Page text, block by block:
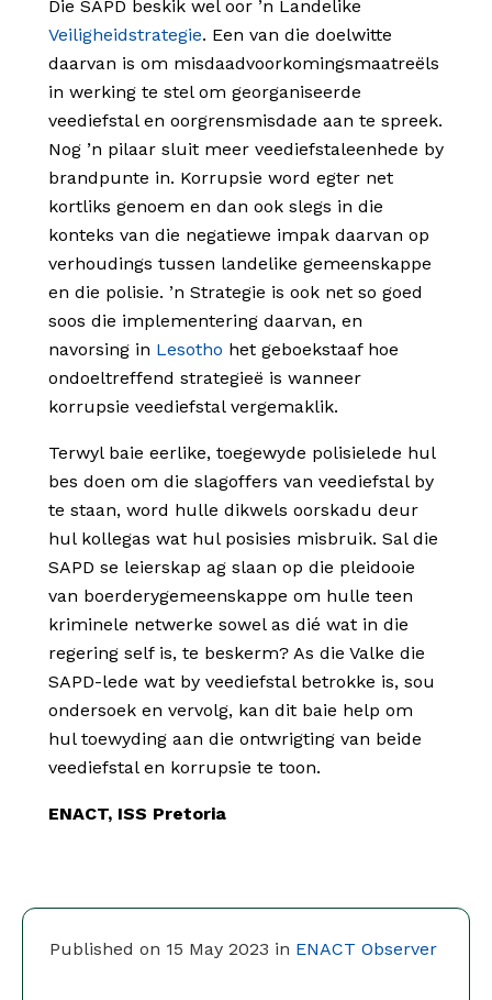
Published on 15 May 2023 in ENACT Observer
Die SAPD beskik wel oor ’n Landelike
Veiligheidstrategie. Een van die doelwitte
daarvan is om misdaadvoorkomingsmaatreëls
in werking te stel om georganiseerde
veediefstal en oorgrensmisdade aan te spreek.
Nog ’n pilaar sluit meer veediefstaleenhede by
brandpunte in. Korrupsie word egter net
kortliks genoem en dan ook slegs in die
konteks van die negatiewe impak daarvan op
verhoudings tussen landelike gemeenskappe
en die polisie. ’n Strategie is ook net so goed
soos die implementering daarvan, en
navorsing in Lesotho het geboekstaaf hoe
ondoeltreffend strategieë is wanneer
korrupsie veediefstal vergemaklik.
Terwyl baie eerlike, toegewyde polisielede hul
bes doen om die slagoffers van veediefstal by
te staan, word hulle dikwels oorskadu deur
hul kollegas wat hul posisies misbruik. Sal die
SAPD se leierskap ag slaan op die pleidooie
van boerderygemeenskappe om hulle teen
kriminele netwerke sowel as dié wat in die
regering self is, te beskerm? As die Valke die
SAPD-lede wat by veediefstal betrokke is, sou
ondersoek en vervolg, kan dit baie help om
hul toewyding aan die ontwrigting van beide
veediefstal en korrupsie te toon.
ENACT, ISS Pretoria